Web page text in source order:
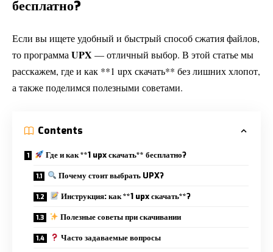
бесплатно?
Если вы ищете удобный и быстрый способ сжатия файлов,
то программа UPX — отличный выбор. В этой статье мы
расскажем, где и как **1 upx скачать** без лишних хлопот,
а также поделимся полезными советами.
Contents
Где и как **1 upx скачать** бесплатно?
Почему стоит выбрать UPX?
Инструкция: как **1 upx скачать**?
Полезные советы при скачивании
Часто задаваемые вопросы